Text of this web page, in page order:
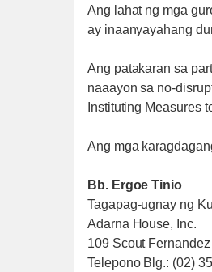
Ang lahat ng mga
ay inaanyayahang
Ang patakaran sa
naaayon sa no-
Instituting Measures
Ang mga
Bb. Ergoe Tinio
Tagapag-ugnay ng
Adarna House, Inc.
109 Scout
Telepono Blg.: (02)